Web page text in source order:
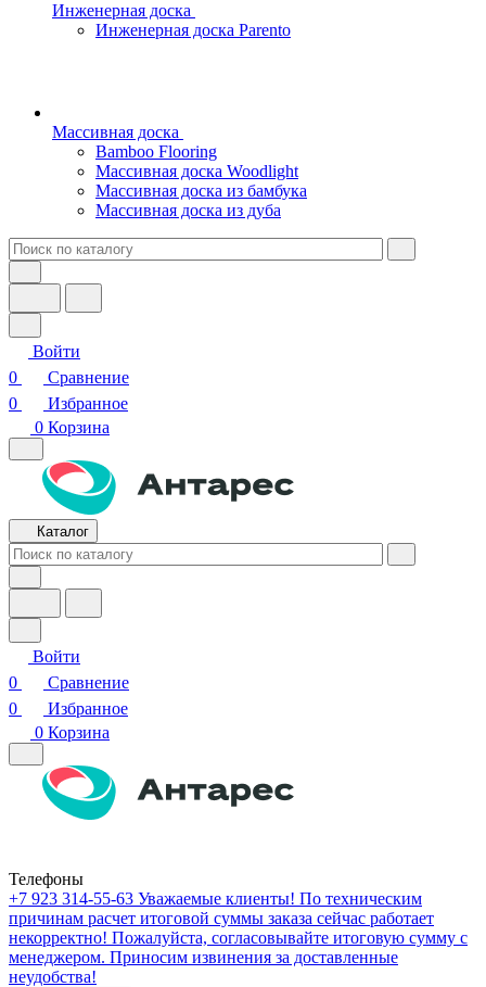
Инженерная доска
Инженерная доска Parento
Массивная доска
Bamboo Flooring
Массивная доска Woodlight
Массивная доска из бамбука
Массивная доска из дуба
Войти
0
Сравнение
0
Избранное
0 Корзина
Каталог
Войти
0
Сравнение
0
Избранное
0 Корзина
Телефоны
+7 923 314-55-63 Уважаемые клиенты! По техническим
причинам расчет итоговой суммы заказа сейчас работает
некорректно! Пожалуйста, согласовывайте итоговую сумму с
менеджером. Приносим извинения за доставленные
неудобства!